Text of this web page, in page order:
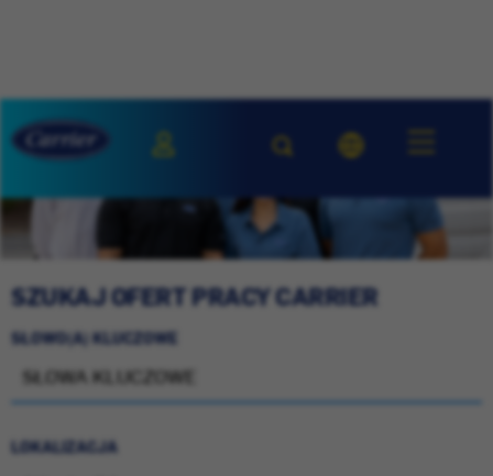
SZUKAJ OFERT PRACY CARRIER
SŁOWO(A) KLUCZOWE
LOKALIZACJA